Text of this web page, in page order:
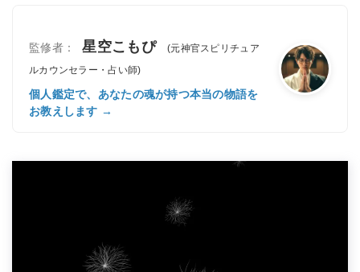
監修者： 星空こもぴ
(元神官スピリチュア
ルカウンセラー・占い師)
個人鑑定で、あなたの魂が持つ本当の物語を
お教えします →